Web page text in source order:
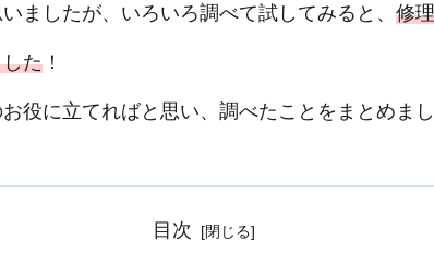
ましたが、いろいろ調べて試してみると、 修
た ！
役に立てればと思い、調べたことをまとめまし
目次